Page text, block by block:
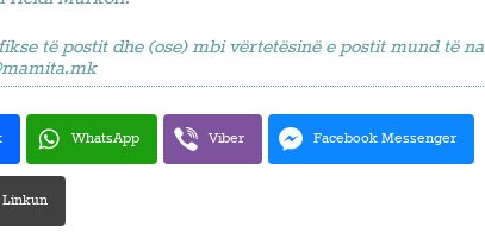
të postit dhe (ose) mbi vërtetësinë e postit mund të na
WhatsApp Viber Facebook Messenger